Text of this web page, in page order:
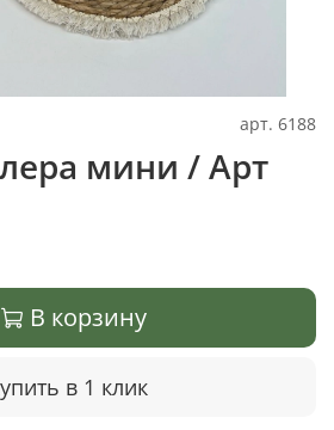
арт. 6188
мини / Арт
В корзину
в 1 клик